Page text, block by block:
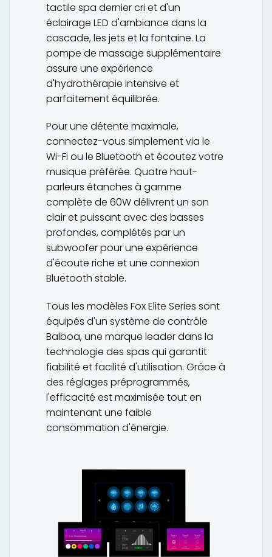
tactile spa dernier cri et d'un
éclairage LED d'ambiance dans la
cascade, les jets et la fontaine. La
pompe de massage supplémentaire
assure une expérience
d'hydrothérapie intensive et
parfaitement équilibrée.
Pour une détente maximale,
connectez-vous simplement via le
Wi-Fi ou le Bluetooth et écoutez votre
musique préférée. Quatre haut-
parleurs étanches à gamme
complète de 60W délivrent un son
clair et puissant avec des basses
profondes, complétés par un
subwoofer pour une expérience
d'écoute riche et une connexion
Bluetooth stable.
Tous les modèles Fox Elite Series sont
équipés d'un système de contrôle
Balboa, une marque leader dans la
technologie des spas qui garantit
fiabilité et facilité d'utilisation. Grâce à
des réglages préprogrammés,
l'efficacité est maximisée tout en
maintenant une faible
consommation d'énergie.